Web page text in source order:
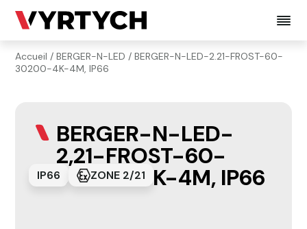
Accueil /BERGER-N-LED / BERGER-N-LED-2.21-FROST-60-
30200-4K-4M, IP66
BERGER-N-LED-
2,21-FROST-60-
30200-4K-4M, IP66
IP66 ZONE 2/21